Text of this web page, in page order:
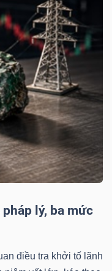
pháp lý, ba mức
điều tra khởi tố lãnh